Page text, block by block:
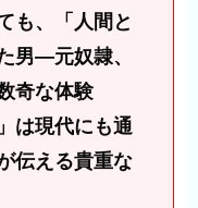
も、「人間と
男―元奴隷、
奇な体験
は現代にも通
伝える貴重な